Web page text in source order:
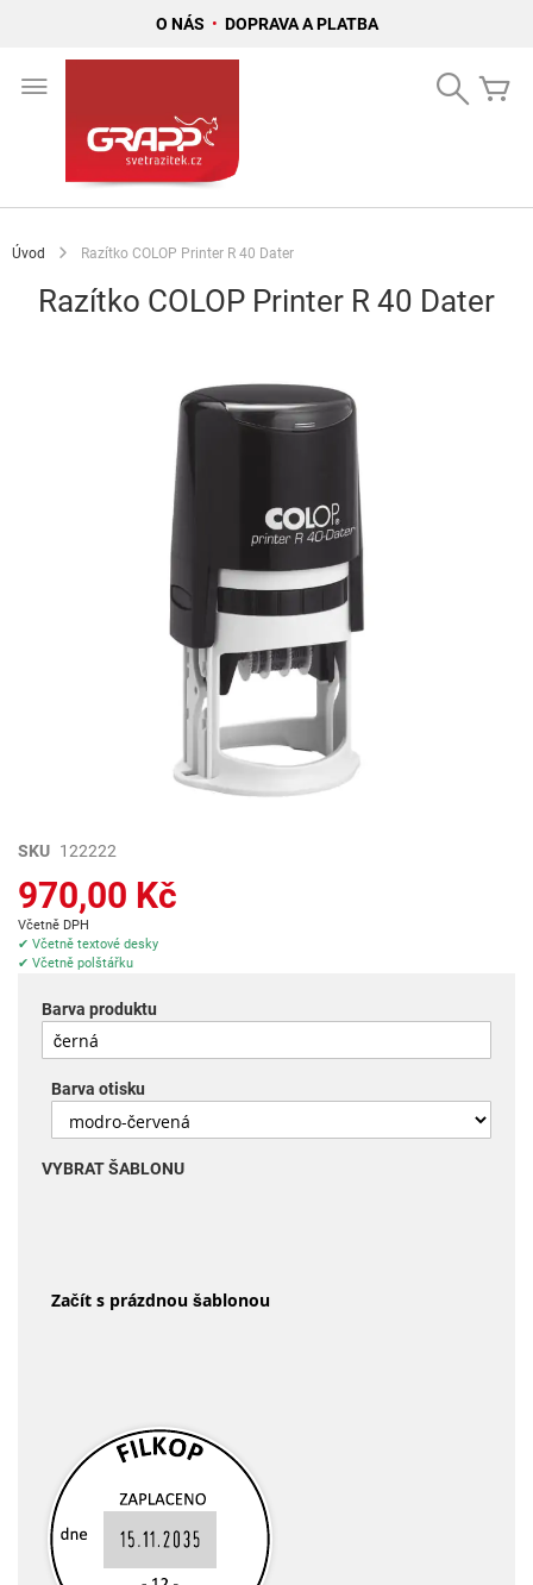
O NÁS • DOPRAVA A PLATBA
Search
Úvod Razítko COLOP Printer R 40 Dater
Razítko COLOP Printer R 40 Dater
Přeskočit
začátek
galerie
s
obrázky
SKU 122222
970,00 Kč
Včetně DPH
✔ Včetně textové desky
✔ Včetně polštářku
Barva produktu
Barva otisku
VYBRAT ŠABLONU
Začít s prázdnou šablonou